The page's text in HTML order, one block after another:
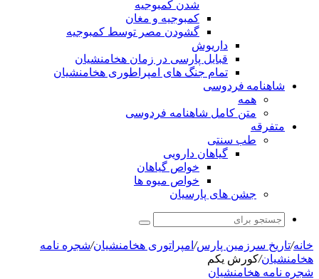
شدن کمبوجیه
کمبوجیه و مغان
گشودن مصر توسط کمبوجیه
داریوش
قبایل پارسی در زمان هخامنشیان
تمام جنگ های امپراطوری هخامنشیان
شاهنامه فردوسی
همه
متن کامل شاهنامه فردوسی
متفرقه
طب سنتی
گیاهان دارویی
خواص گیاهان
خواص میوه ها
جشن های پارسیان
جستجو
برای
خانه/تاریخ سرزمین پارس/ امپراتوری هخامنشیان/شجره نامه
هخامنشیان/کورش یکم
شجره نامه هخامنشیان